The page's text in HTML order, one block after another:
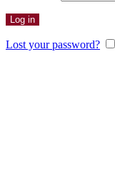
Log in
Lost your password?